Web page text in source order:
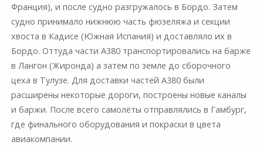
Франция), и после судно разгружалось в Бордо. Затем
судно принимало нижнюю часть фюзеляжа и секции
хвоста в Кадисе (Южная Испания) и доставляло их в
Бордо. Оттуда части A380 транспортировались на барже
в Лангон (Жиронда) а затем по земле до сборочного
цеха в Тулузе. Для доставки частей A380 были
расширены некоторые дороги, построены новые каналы
и баржи. После всего самолёты отправлялись в Гамбург,
где финального оборудования и покраски в цвета
авиакомпании.